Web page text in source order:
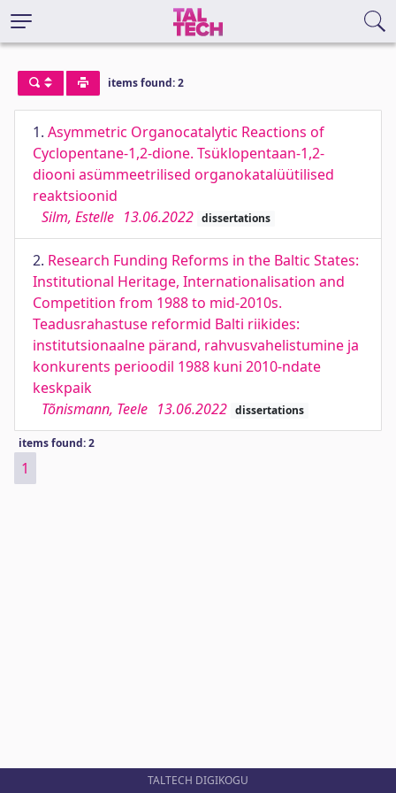
items found: 2
1. Asymmetric Organocatalytic Reactions of
Cyclopentane-1,2-dione. Tsüklopentaan-1,2-
diooni asümmeetrilised organokatalüütilised
reaktsioonid
Silm, Estelle 13.06.2022 dissertations
2. Research Funding Reforms in the Baltic States:
Institutional Heritage, Internationalisation and
Competition from 1988 to mid-2010s.
Teadusrahastuse reformid Balti riikides:
institutsionaalne pärand, rahvusvahelistumine ja
konkurents perioodil 1988 kuni 2010-ndate
keskpaik
Tõnismann, Teele 13.06.2022 dissertations
items found: 2
1
TALTECH DIGIKOGU